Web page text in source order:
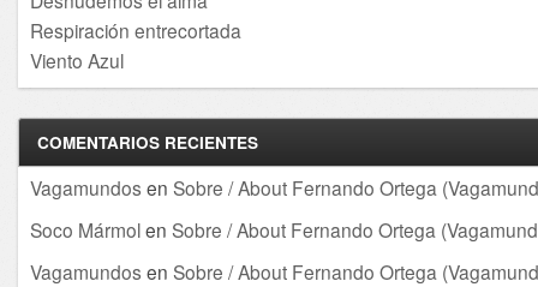
Respiración entrecortada
Viento Azul
COMENTARIOS RECIENTES
Vagamundos en Sobre / About Fernando Ortega
Soco Mármolen Sobre / About Fernando Ortega
Vagamundos en Sobre / About Fernando Ortega